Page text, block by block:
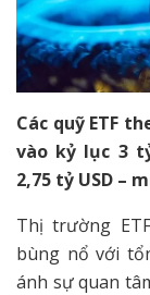
Các quỹ ETF
vào kỷ lục 3
2,75 tỷ USD –
Thị trường
bùng nổ với
ánh sự quan